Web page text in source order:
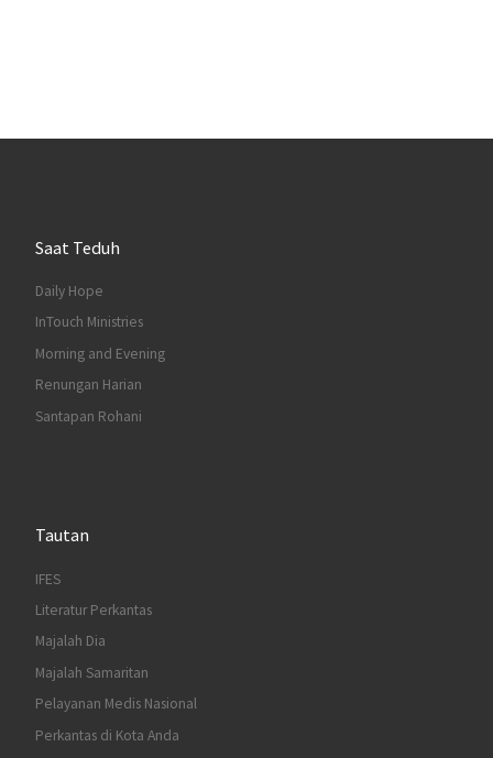
Saat Teduh
Daily Hope
InTouch Ministries
Morning and Evening
Renungan Harian
Santapan Rohani
Tautan
IFES
Literatur Perkantas
Majalah Dia
Majalah Samaritan
Pelayanan Medis Nasional
Perkantas di Kota Anda